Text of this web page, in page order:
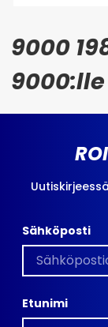
9000
Sähköposti
Etunimi